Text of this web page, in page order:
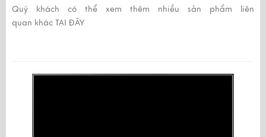
Quý khách có thể xem thêm nhiều sản phẩm liên
quan khác TẠI ĐÂY